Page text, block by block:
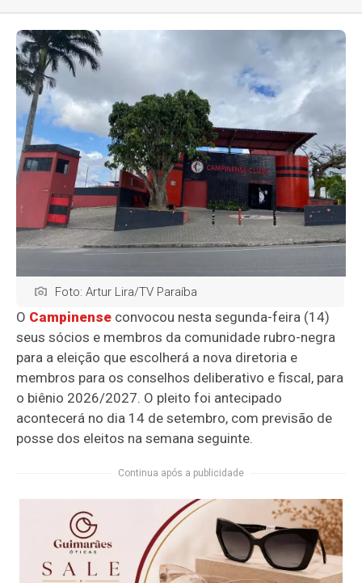
Foto: Artur Lira/TV Paraíba
O Campinense convocou nesta segunda-feira (14)
seus sócios e membros da comunidade rubro-negra
para a eleição que escolherá a nova diretoria e
membros para os conselhos deliberativo e fiscal, para
o biênio 2026/2027. O pleito foi antecipado
acontecerá no dia 14 de setembro, com previsão de
posse dos eleitos na semana seguinte.
Continua após a publicidade